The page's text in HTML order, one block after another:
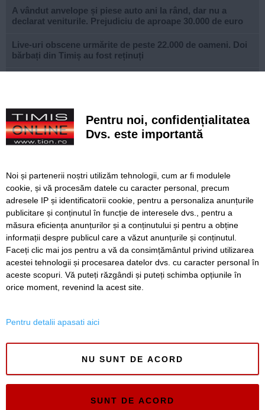
A vândut anvelope și piese auto ani la rând, dar nu a
declarat veniturile. Prejudiciu de aproape 30.000 de euro
Live-uri obscene urmărite de peste 22.000 de oameni. Doi
bărbați din Timiș au fost reținuți
Noile sisteme de tarifare a rovinietei și TollRo intră în
vigoare pe 31 august. Noul plan de tarifare se aplică de la
1 octombrie
joacă complet modernizat
VIDEO. STPT a frezat peste 25 de kilometri de linii de
tramvai. Lațcău: „Călătoria va deveni mult mai
confortabilă”
SERVICII Redactia
Folosinta Cookie-urilor
Pentru noi, confidențialitatea
Dvs. este importantă
Noi și partenerii noștri utilizăm tehnologii, cum ar fi modulele
cookie, și vă procesăm datele cu caracter personal, precum
adresele IP și identificatorii cookie, pentru a personaliza anunțurile
publicitare și conținutul în funcție de interesele dvs., pentru a
măsura eficiența anunțurilor și a conținutului și pentru a obține
informații despre publicul care a văzut anunțurile și conținutul.
Faceți clic mai jos pentru a vă da consimțământul privind utilizarea
acestei tehnologii și procesarea datelor dvs. cu caracter personal în
aceste scopuri. Vă puteți răzgândi și puteți schimba opțiunile în
orice moment, revenind la acest site.
Pentru detalii apasati aici
NU SUNT DE ACORD
SUNT DE ACORD